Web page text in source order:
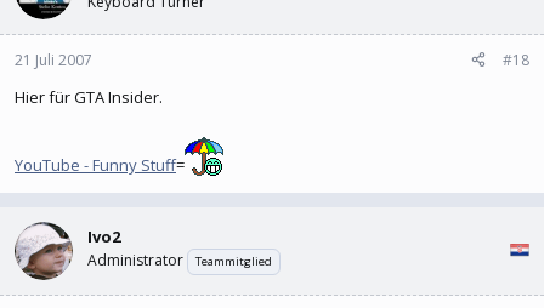
21 Juli 2007 #18
Hier für GTA Insider.
YouTube - Funny Stuff=
Ivo2
Administrator Teammitglied